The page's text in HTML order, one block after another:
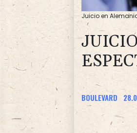
Juicio en
BOULEVARD